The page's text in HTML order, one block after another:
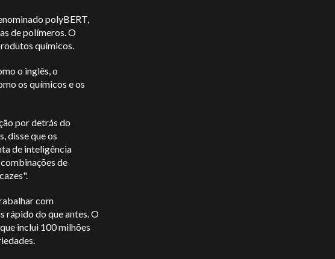
polyBERT,
de polímeros. O
químicos.
o inglês, o
os químicos e os
por detrás do
disse que os
de inteligência
de
com
rápido do que antes. O
inclui 100 milhões